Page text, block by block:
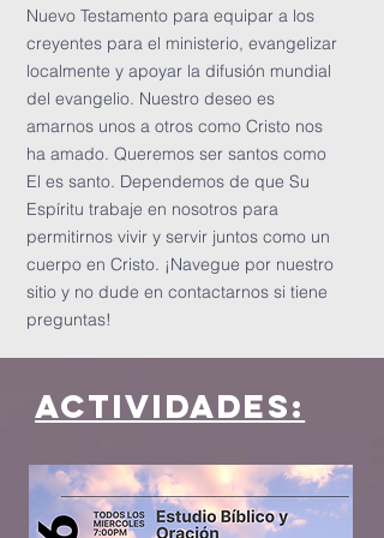
Nuevo Testamento para equipar a los
creyentes para el ministerio, evangelizar
localmente y apoyar la difusión mundial
del evangelio. Nuestro deseo es
amarnos unos a otros como Cristo nos
ha amado. Queremos ser santos como
El es santo. Dependemos de que Su
Espíritu trabaje en nosotros para
permitirnos vivir y servir juntos como un
cuerpo en Cristo. ¡Navegue por nuestro
sitio y no dude en contactarnos si tiene
preguntas!
actividades: